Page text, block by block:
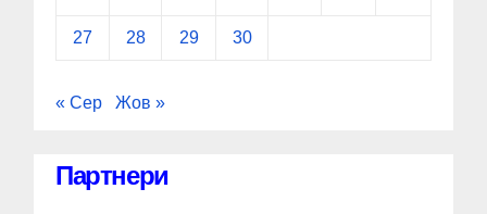
27 28 29 30
« Сер Жов »
Партнери